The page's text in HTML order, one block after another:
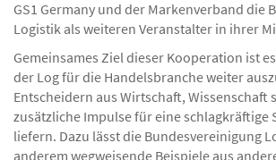
Supply Chain. Jetzt begrüßen das EHI
GS1 Germany und der Markenverband die
Logistik als weiteren Veranstalter in ihrer
Gemeinsames Ziel dieser Kooperation ist
der Log für die Handelsbranche weiter
Entscheidern aus Wirtschaft, Wissenschaft
zusätzliche Impulse für eine schlagkräftige